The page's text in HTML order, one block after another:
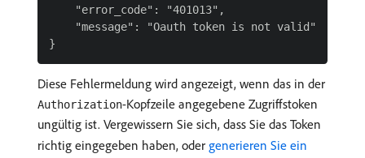
    "error_code": "401013",
    "message": "Oauth token is not valid"
Diese Fehlermeldung wird angezeigt, wenn das in der
Authorization-Kopfzeile angegebene Zugriffstoken
ungültig ist. Vergewissern Sie sich, dass Sie das Token
richtig eingegeben haben, oder generieren Sie ein